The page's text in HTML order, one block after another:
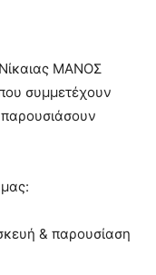
ΜΑΝΟΣ
συμμετέχουν
& παρουσίαση